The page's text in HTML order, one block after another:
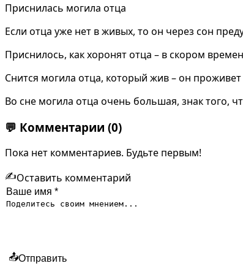
Приснилась могила отца
Если отца уже нет в живых, то он через сон
Приснилось, как хоронят отца – в скором
Снится могила отца, который жив – он
Во сне могила отца очень большая, знак того,
💬 Комментарии (0)
Пока нет комментариев. Будьте первым!
✍️Оставить комментарий
📤Отправить